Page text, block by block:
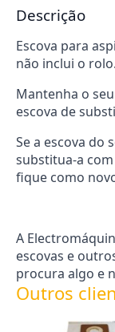
Descrição
Escova para
não inclui o rolo.
Mantenha o
escova de
Se a escova do
substitua-a
fique como
A
escovas e
procura algo e
Outros